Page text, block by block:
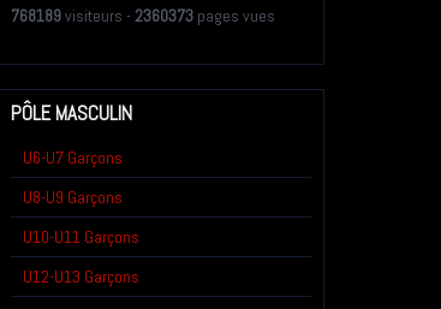
768189visiteurs -2360373pages vues
PÔLE MASCULIN
U6-U7 Garçons
U8-U9 Garçons
U10-U11 Garçons
U12-U13 Garçons